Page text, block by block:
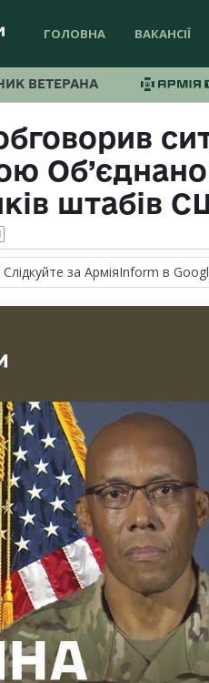
ГОЛОВНА ВАКАНСІЇ
ВЕТЕРАНА
штабів
Слідкуйте за АрміяInform в